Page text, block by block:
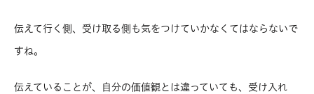
伝えて行く側、受け取る側も気をつけていかなくてはならないで
すね。
伝えていることが、自分の価値観とは違っていても、受け入れ